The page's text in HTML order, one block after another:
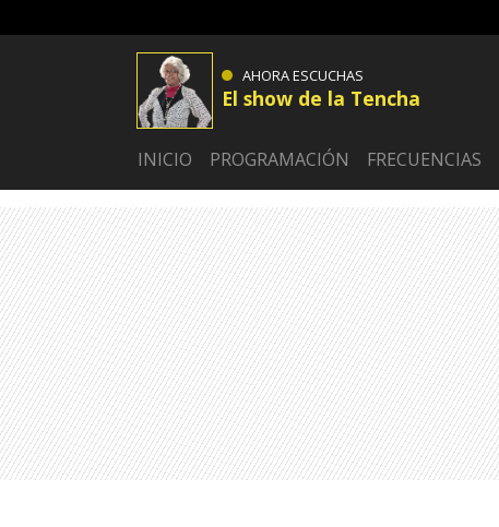
AHORA ESCUCHAS
El show de la Tencha
INICIO PROGRAMACIÓN FRECUENCIAS